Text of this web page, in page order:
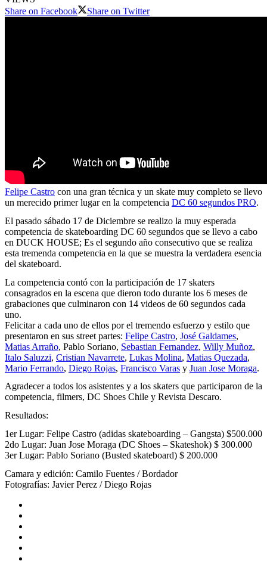
Share on Facebook
Share on Twitter
Felipe Castro con una gran técnica y un skate muy completo se llevo
un merecido primer lugar en la competencia DC 60 segundos PRO.
El pasado sábado 17 de Diciembre se realizo la muy esperada
competencia de skateboarding DC 60 segundos que se llevo a cabo
en DUCK HOUSE; Es el segundo año consecutivo que se realiza
esta tremenda competencia en la que se muestra la verdadera esencia
del skateboard.
La competencia contó con la participación de 17 skaters
consagrados en la escena que dieron todo durante los 6 meses de
grabaciones que culminaron con 14 videos de 60 segundos cada
uno.
Felicitar a cada uno de ellos por el tremendo esfuerzo y estilo que
presentaron en sus street partes: Felipe Castro, José Galdames,
Matias Arraño, Pablo Soriano, Sebastian Fernandez, Willy Muñoz,
Italo Saluzzi, Cristian Navarrete, Lukas Molina, Matias Quezada,
Mario Ferrando, Diego Rojas, Francisco Varas y Juan Jose Moraga.
Agradecer a todos los asistentes y a los skaters que participaron de la
competencia, filmers, DC Shoes Chile y Revista Descaro.
Resultados:
1er Lugar: Felipe Castro (adidas skateboarding – Gangsta) $500.000
2do Lugar: Juan Jose Moraga (DC Shoes – Skateshok) $ 300.000
3er Lugar: Pablo Soriano (Busted skateboard) $ 200.000
Camara y edición: Camilo Fuentes / Bordador
Fotografías: Javier Perez / Diego Rojas